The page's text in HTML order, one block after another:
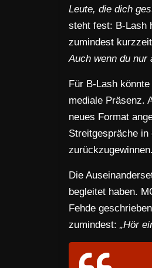
Leute, die dich
steht fest: B-Lash
zumindest
Auch wenn du nur
Für B-Lash
mediale Präsenz.
neues Format
Streitgespräche
zurückzugewinnen.
Die
begleitet haben.
Fehde
zumindest: „Hör